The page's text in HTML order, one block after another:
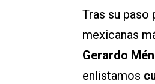
Tras su paso
mexicanas
Gerardo
enlistamos